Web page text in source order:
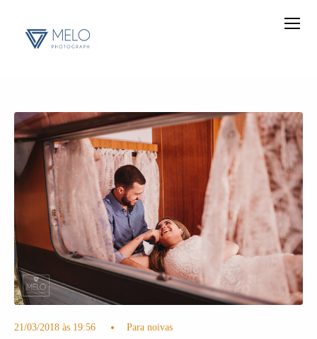
21/03/2018 às 19:56 Para noivas